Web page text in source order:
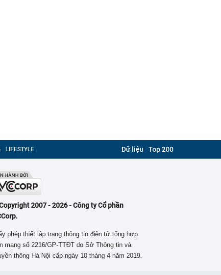
LIFESTYLE Dữ liệu Top 200
2007 - 2026 - Công ty Cổ phần
phép thiết lập trang thông tin điện tử tổng hợp
mạng số 2216/GP-TTĐT do Sở Thông tin và
thông Hà Nội cấp ngày 10 tháng 4 năm 2019.